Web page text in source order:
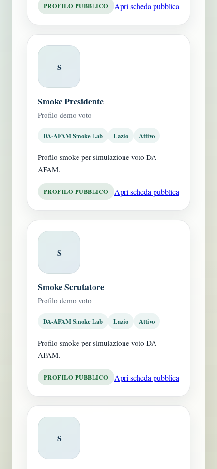
PROFILO PUBBLICO Apri scheda pubblica
S
Smoke Presidente
Profilo demo voto
DA-AFAM Smoke Lab Lazio Attivo
Profilo smoke per simulazione voto DA-
AFAM.
PROFILO PUBBLICO Apri scheda pubblica
S
Smoke Scrutatore
Profilo demo voto
DA-AFAM Smoke Lab Lazio Attivo
Profilo smoke per simulazione voto DA-
AFAM.
PROFILO PUBBLICO Apri scheda pubblica
S